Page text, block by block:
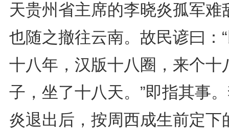
天贵州省主席的李晓炎孤军难
也随之撤往云南。故民谚曰：
十八年，汉版十八圈，来个十
子，坐了十八天。”即指其事
炎退出后，按周西成生前定下